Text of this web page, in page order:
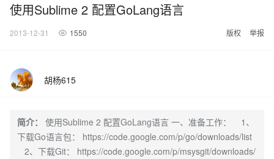
使用Sublime 2 配置GoLang语言
2013-12-31 1550 版权 举报
胡杨615
简介：
使用Sublime 2 配置GoLang语言 一、准备工作： 1、
下载Go语言包： https://code.google.com/p/go/downloads/list
2、下载Git： https://code.google.com/p/msysgit/downloads/